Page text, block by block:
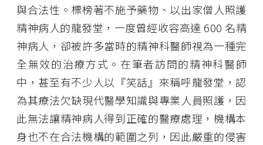
與合法性。標榜著不施予藥物、以出家僧人照護
精神病人的龍發堂，一度曾經收容高達 600 名精
神病人，卻被許多當時的精神科醫師視為一種完
全無效的治療方式。在筆者訪問的精神科醫師
中，甚至有不少人以『笑話』來稱呼龍發堂，認
為其療法欠缺現代醫學知識與專業人員照護，因
此無法讓精神病人得到正確的醫療處理，機構本
身也不在合法機構的範圍之列，因此嚴重的侵害